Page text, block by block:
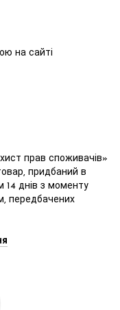
на сайті
прав споживачів»
придбаний в
14 днів з моменту
передбачених